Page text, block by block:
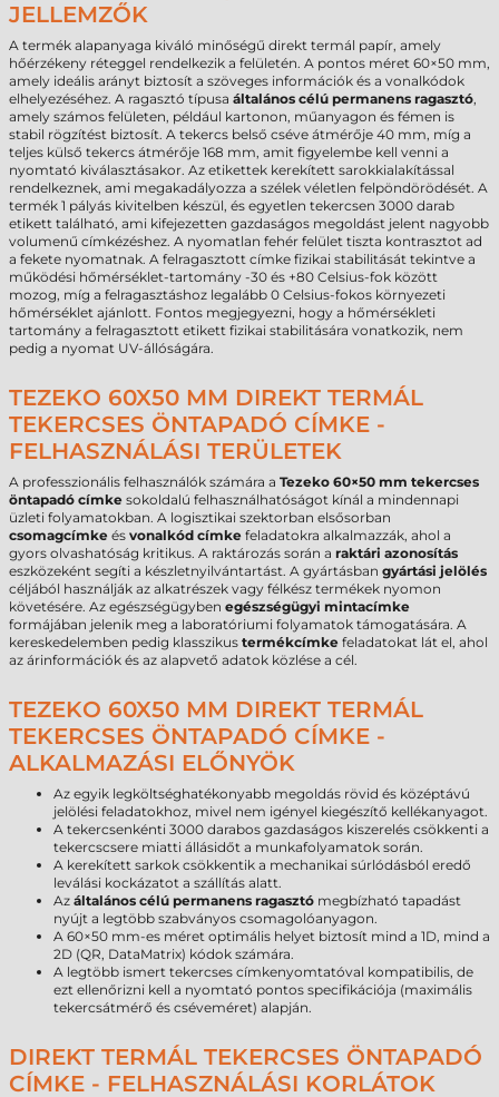
JELLEMZŐK
A termék alapanyaga kiváló minőségű direkt termál papír, amely
hőérzékeny réteggel rendelkezik a felületén. A pontos méret 60×50 mm,
amely ideális arányt biztosít a szöveges információk és a vonalkódok
elhelyezéséhez. A ragasztó típusa általános célú permanens ragasztó,
amely számos felületen, például kartonon, műanyagon és fémen is
stabil rögzítést biztosít. A tekercs belső cséve átmérője 40 mm, míg a
teljes külső tekercs átmérője 168 mm, amit figyelembe kell venni a
nyomtató kiválasztásakor. Az etikettek kerekített sarokkialakítással
rendelkeznek, ami megakadályozza a szélek véletlen felpöndörödését. A
termék 1 pályás kivitelben készül, és egyetlen tekercsen 3000 darab
etikett található, ami kifejezetten gazdaságos megoldást jelent nagyobb
volumenű címkézéshez. A nyomatlan fehér felület tiszta kontrasztot ad
a fekete nyomatnak. A felragasztott címke fizikai stabilitását tekintve a
működési hőmérséklet-tartomány -30 és +80 Celsius-fok között
mozog, míg a felragasztáshoz legalább 0 Celsius-fokos környezeti
hőmérséklet ajánlott. Fontos megjegyezni, hogy a hőmérsékleti
tartomány a felragasztott etikett fizikai stabilitására vonatkozik, nem
pedig a nyomat UV-állóságára.
TEZEKO 60X50 MM DIREKT TERMÁL
TEKERCSES ÖNTAPADÓ CÍMKE -
FELHASZNÁLÁSI TERÜLETEK
A professzionális felhasználók számára a Tezeko 60×50 mm tekercses
öntapadó címke sokoldalú felhasználhatóságot kínál a mindennapi
üzleti folyamatokban. A logisztikai szektorban elsősorban
csomagcímke és vonalkód címke feladatokra alkalmazzák, ahol a
gyors olvashatóság kritikus. A raktározás során a raktári azonosítás
eszközeként segíti a készletnyilvántartást. A gyártásban gyártási jelölés
céljából használják az alkatrészek vagy félkész termékek nyomon
követésére. Az egészségügyben egészségügyi mintacímke
formájában jelenik meg a laboratóriumi folyamatok támogatására. A
kereskedelemben pedig klasszikus termékcímke feladatokat lát el, ahol
az árinformációk és az alapvető adatok közlése a cél.
TEZEKO 60X50 MM DIREKT TERMÁL
TEKERCSES ÖNTAPADÓ CÍMKE -
ALKALMAZÁSI ELŐNYÖK
Az egyik legköltséghatékonyabb megoldás rövid és középtávú
jelölési feladatokhoz, mivel nem igényel kiegészítő kellékanyagot.
A tekercsenkénti 3000 darabos gazdaságos kiszerelés csökkenti a
tekercscsere miatti állásidőt a munkafolyamatok során.
A kerekített sarkok csökkentik a mechanikai súrlódásból eredő
leválási kockázatot a szállítás alatt.
Az általános célú permanens ragasztó megbízható tapadást
nyújt a legtöbb szabványos csomagolóanyagon.
A 60×50 mm-es méret optimális helyet biztosít mind a 1D, mind a
2D (QR, DataMatrix) kódok számára.
A legtöbb ismert tekercses címkenyomtatóval kompatibilis, de
ezt ellenőrizni kell a nyomtató pontos specifikációja (maximális
tekercsátmérő és cséveméret) alapján.
DIREKT TERMÁL TEKERCSES ÖNTAPADÓ
CÍMKE - FELHASZNÁLÁSI KORLÁTOK